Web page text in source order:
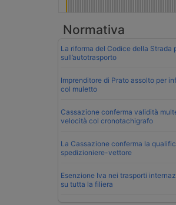
Normativa
La riforma del Codice della Strada
sull’autotrasporto
Imprenditore di Prato assolto per
col muletto
Cassazione conferma validità
velocità col cronotachigrafo
La Cassazione conferma la
spedizioniere-vettore
Esenzione Iva nei trasporti
su tutta la filiera